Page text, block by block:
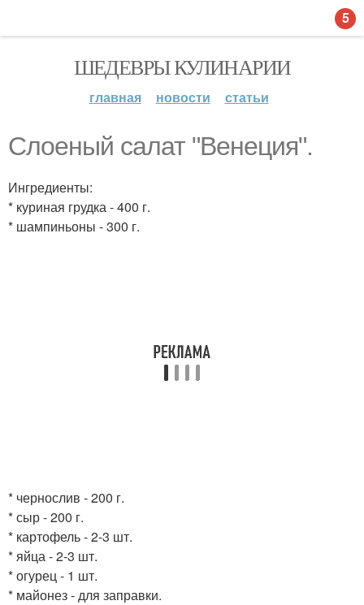
ШЕДЕВРЫ КУЛИНАРИИ
главная новости статьи
Слоеный салат "Венеция".
Ингредиенты:
* куриная грудка - 400 г.
* шампиньоны - 300 г.
* чернослив - 200 г.
* сыр - 200 г.
* картофель - 2-3 шт.
* яйца - 2-3 шт.
* огурец - 1 шт.
* майонез - для заправки.
5